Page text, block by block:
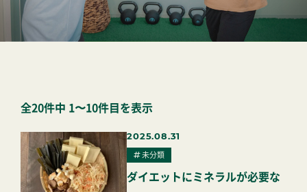
全20件中 1〜10件目を表示
2025.08.31
未分類
ダイエットにミネラルが必要な